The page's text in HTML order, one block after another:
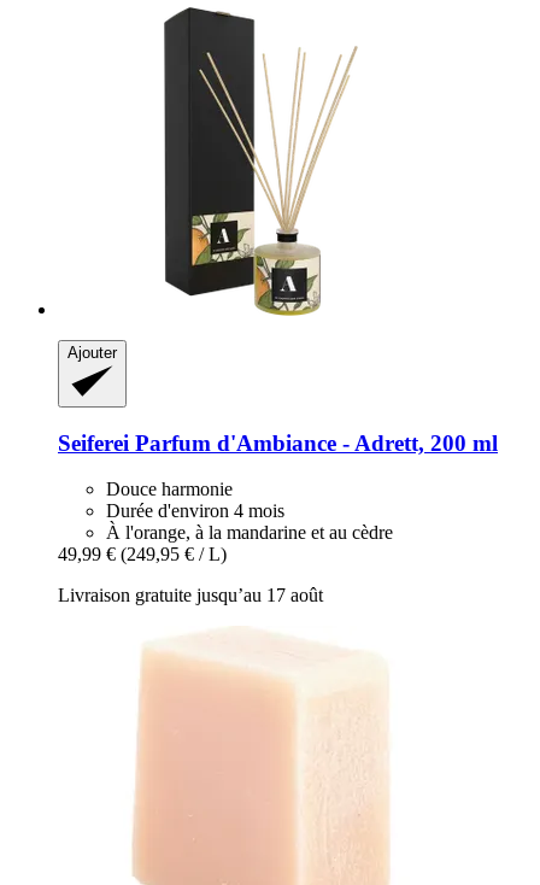
Ajouter
Seiferei Parfum d'Ambiance -​ Adrett, 200 ml
Douce harmonie
Durée d'environ 4 mois
À l'orange, à la mandarine et au cèdre
49,99 € (249,95 € / L)
Livraison gratuite jusqu’au 17 août